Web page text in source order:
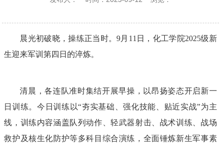
晨光初破晓，操练正当时。9月 11 日，化工学院2025级新
生迎来军训第四日的淬炼。
清晨，各连队准时集结开展早操，以昂扬姿态开启新一
日训练。今日训练以“夯实基础、强化技能、贴近实战”为主
线，训练内容涵盖队列动作、轻武器射击、战术训练、战场
救护及核生化防护等多科目综合演练，全面锤炼新生军事素